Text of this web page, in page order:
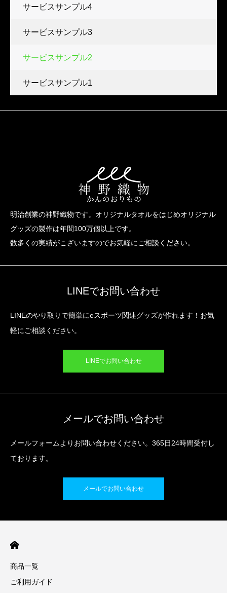
サービスサンプル4
サービスサンプル3
サービスサンプル2
サービスサンプル1
明治創業の神野織物です。オリジナルタオルをはじめオリジナル
グッズの製作は年間100万個以上です。
数多くの実績がこざいますのでお気軽にご相談ください。
LINEでお問い合わせ
LINEのやり取りで簡単にeスポーツ関連グッズが作れます！お気
軽にご相談ください。
LINEでお問い合わせ
メールでお問い合わせ
メールフォームよりお問い合わせください。365日24時間受付し
ております。
メールでお問い合わせ
商品一覧
ご利用ガイド